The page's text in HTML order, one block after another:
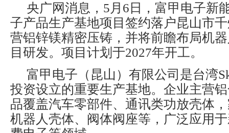
央广网消息，5月6日，富甲电子新
子产品生产基地项目签约落户昆山市
营铝锌镁精密压铸，并将前瞻布局机
目研发。项目计划于2027年开工。
富甲电子（昆山）有限公司是台湾
投资设立的重要生产基地。企业主营
品覆盖汽车零部件、通讯类功放壳体
机器人壳体、阀体阀座等，广泛应用